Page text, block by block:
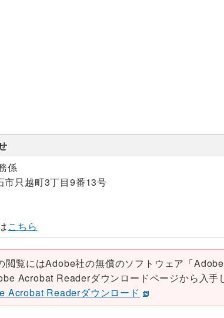
係
只越町3丁目9番13号
こちら
閲覧にはAdobe社の無償のソフトウェア「
Acrobat Readerダウンロードページから入手
Acrobat Readerダウンロード